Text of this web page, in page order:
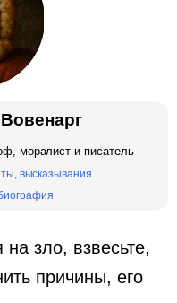
моралист и писатель
высказывания
зло, взвесьте,
причины, его